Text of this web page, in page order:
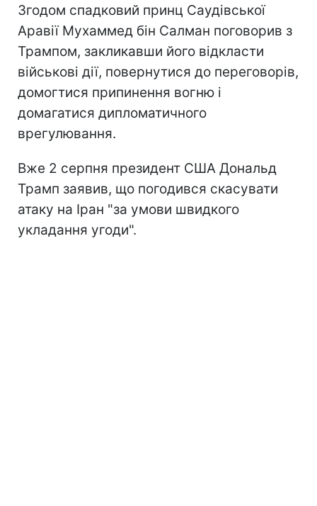
Згодом спадковий принц Саудівської
Аравії Мухаммед бін Салман поговорив з
Трампом, закликавши його відкласти
військові дії, повернутися до переговорів,
домогтися припинення вогню і
домагатися дипломатичного
врегулювання.
Вже 2 серпня президент США Дональд
Трамп заявив, що погодився скасувати
атаку на Іран "за умови швидкого
укладання угоди".